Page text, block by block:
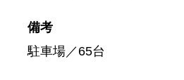
備考
駐車場／65台